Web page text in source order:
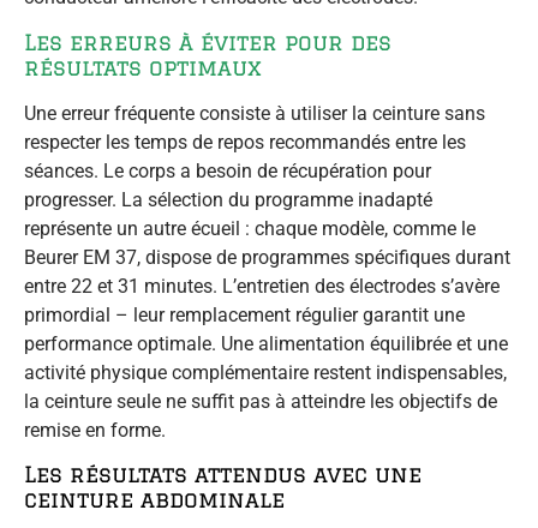
Les erreurs à éviter pour des
résultats optimaux
Une erreur fréquente consiste à utiliser la ceinture sans
respecter les temps de repos recommandés entre les
séances. Le corps a besoin de récupération pour
progresser. La sélection du programme inadapté
représente un autre écueil : chaque modèle, comme le
Beurer EM 37, dispose de programmes spécifiques durant
entre 22 et 31 minutes. L’entretien des électrodes s’avère
primordial – leur remplacement régulier garantit une
performance optimale. Une alimentation équilibrée et une
activité physique complémentaire restent indispensables,
la ceinture seule ne suffit pas à atteindre les objectifs de
remise en forme.
Les résultats attendus avec une
ceinture abdominale